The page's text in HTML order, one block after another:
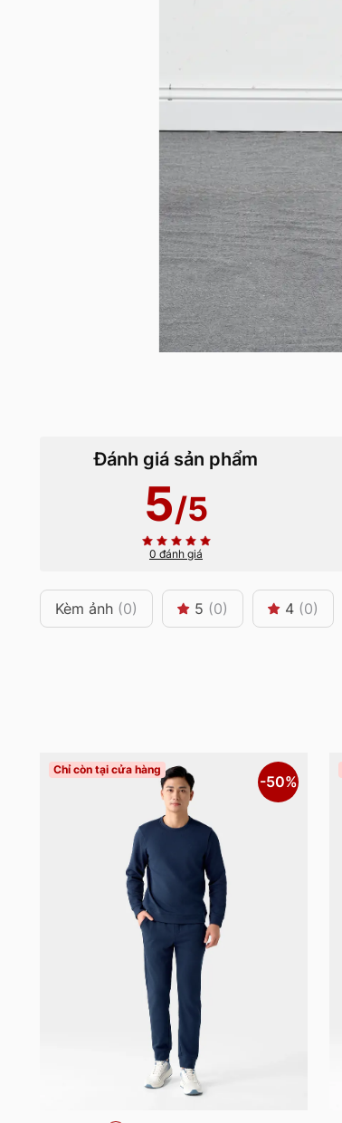
Đánh giá sản phẩm
5/5
0 đánh giá
Kèm ảnh (0) 5 (0) 4 (0)
Chỉ còn tại cửa hàng
-50%